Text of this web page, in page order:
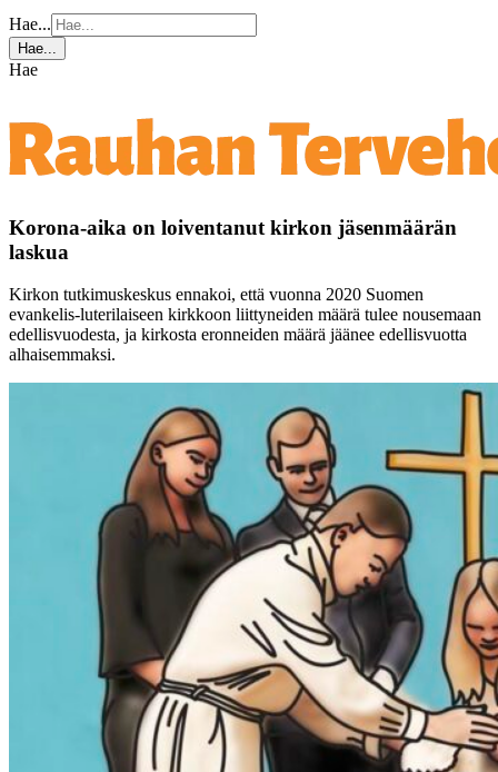
Hae...
Hae...
Hae
Korona-aika on loiventanut kirkon jäsenmäärän
laskua
Kirkon tutkimuskeskus ennakoi, että vuonna 2020 Suomen
evankelis-luterilaiseen kirkkoon liittyneiden määrä tulee nousemaan
edellisvuodesta, ja kirkosta eronneiden määrä jäänee edellisvuotta
alhaisemmaksi.